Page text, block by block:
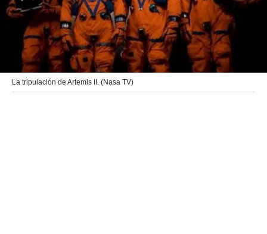
La tripulación de Artemis II. (Nasa TV)